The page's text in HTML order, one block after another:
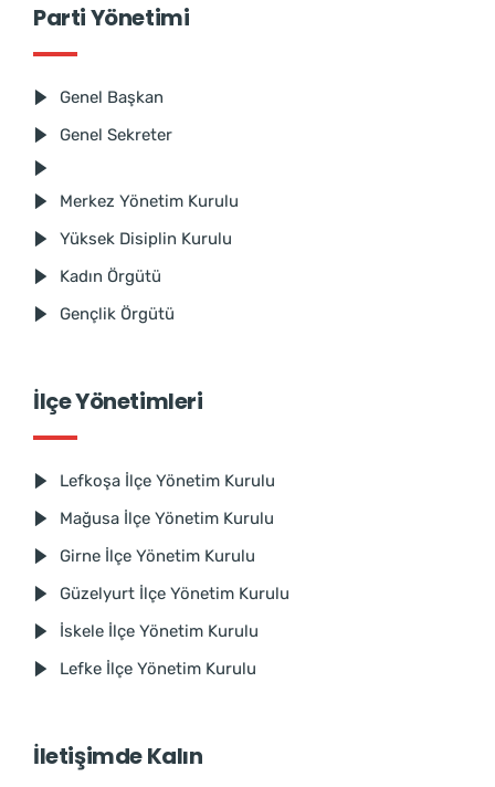
Parti Yönetimi
Genel Başkan
Genel Sekreter
Merkez Yönetim Kurulu
Yüksek Disiplin Kurulu
Kadın Örgütü
Gençlik Örgütü
İlçe Yönetimleri
Lefkoşa İlçe Yönetim Kurulu
Mağusa İlçe Yönetim Kurulu
Girne İlçe Yönetim Kurulu
Güzelyurt İlçe Yönetim Kurulu
İskele İlçe Yönetim Kurulu
Lefke İlçe Yönetim Kurulu
İletişimde Kalın